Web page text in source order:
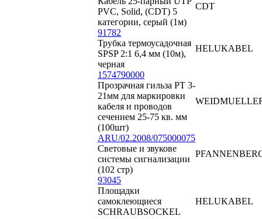
PVC, Solid, (CDT) 5
категории, серый (1м)
CDT
91782
Трубка термоусадочная
SPSP 2:1 6,4 мм (10м),
черная
HELUKABEL
1574790000
Прозрачная гильза PT 3-
21мм для маркировки
кабеля и проводов
сечением 25-75 кв. мм
(100шт)
ARU/02.2008/075000075
Световые и звукове
системы сигнализации
(102 стр)
93045
Площадки
самоклеющиеся
SCHRAUBSOCKEL
HELUKABEL